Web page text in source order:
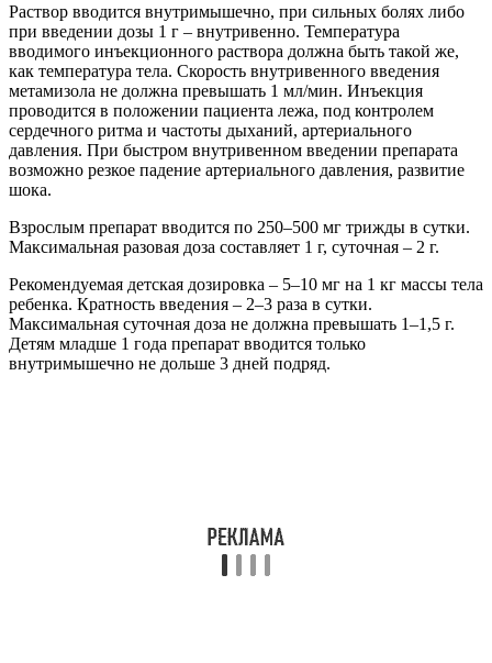
Раствор вводится внутримышечно, при сильных болях либо
при введении дозы 1 г – внутривенно. Температура
вводимого инъекционного раствора должна быть такой же,
как температура тела. Скорость внутривенного введения
метамизола не должна превышать 1 мл/мин. Инъекция
проводится в положении пациента лежа, под контролем
сердечного ритма и частоты дыханий, артериального
давления. При быстром внутривенном введении препарата
возможно резкое падение артериального давления, развитие
шока.
Взрослым препарат вводится по 250–500 мг трижды в сутки.
Максимальная разовая доза составляет 1 г, суточная – 2 г.
Рекомендуемая детская дозировка – 5–10 мг на 1 кг массы тела
ребенка. Кратность введения – 2–3 раза в сутки.
Максимальная суточная доза не должна превышать 1–1,5 г.
Детям младше 1 года препарат вводится только
внутримышечно не дольше 3 дней подряд.